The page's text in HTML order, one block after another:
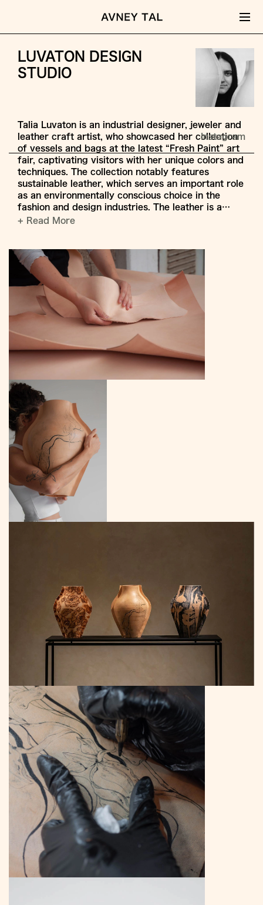
Jump
Content
LUVATON DESIGN
STUDIO
Instagram
Talia Luvaton is an industrial designer, jeweler and
leather craft artist, who showcased her collection
of vessels and bags at the latest “Fresh Paint” art
fair, captivating visitors with her unique colors and
techniques. The collection notably features
sustainable leather, which serves an important role
as an environmentally conscious choice in the
fashion and design industries. The leather is a…
+ Read More